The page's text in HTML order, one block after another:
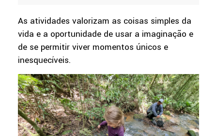
As atividades valorizam as coisas simples da
vida e a oportunidade de usar a imaginação e
de se permitir viver momentos únicos e
inesquecíveis.